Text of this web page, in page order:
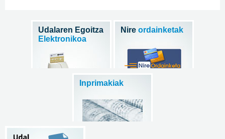
Udalaren Egoitza
Elektronikoa
Nire ordainketak
Inprimakiak